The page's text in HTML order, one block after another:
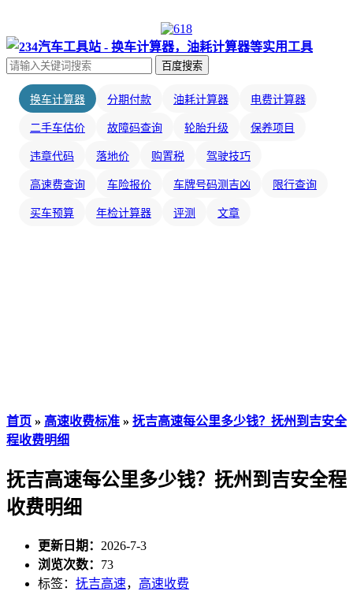
百度搜索
换车计算器 分期付款 油耗计算器 电费计算器
二手车估价 故障码查询 轮胎升级 保养项目
违章代码 落地价 购置税 驾驶技巧
高速费查询 车险报价 车牌号码测吉凶 限行查询
买车预算 年检计算器 评测 文章
首页 » 高速收费标准 » 抚吉高速每公里多少钱？抚州到吉安全
程收费明细
抚吉高速每公里多少钱？抚州到吉安全程
收费明细
更新日期： 2026-7-3
浏览次数： 73
标签： 抚吉高速， 高速收费